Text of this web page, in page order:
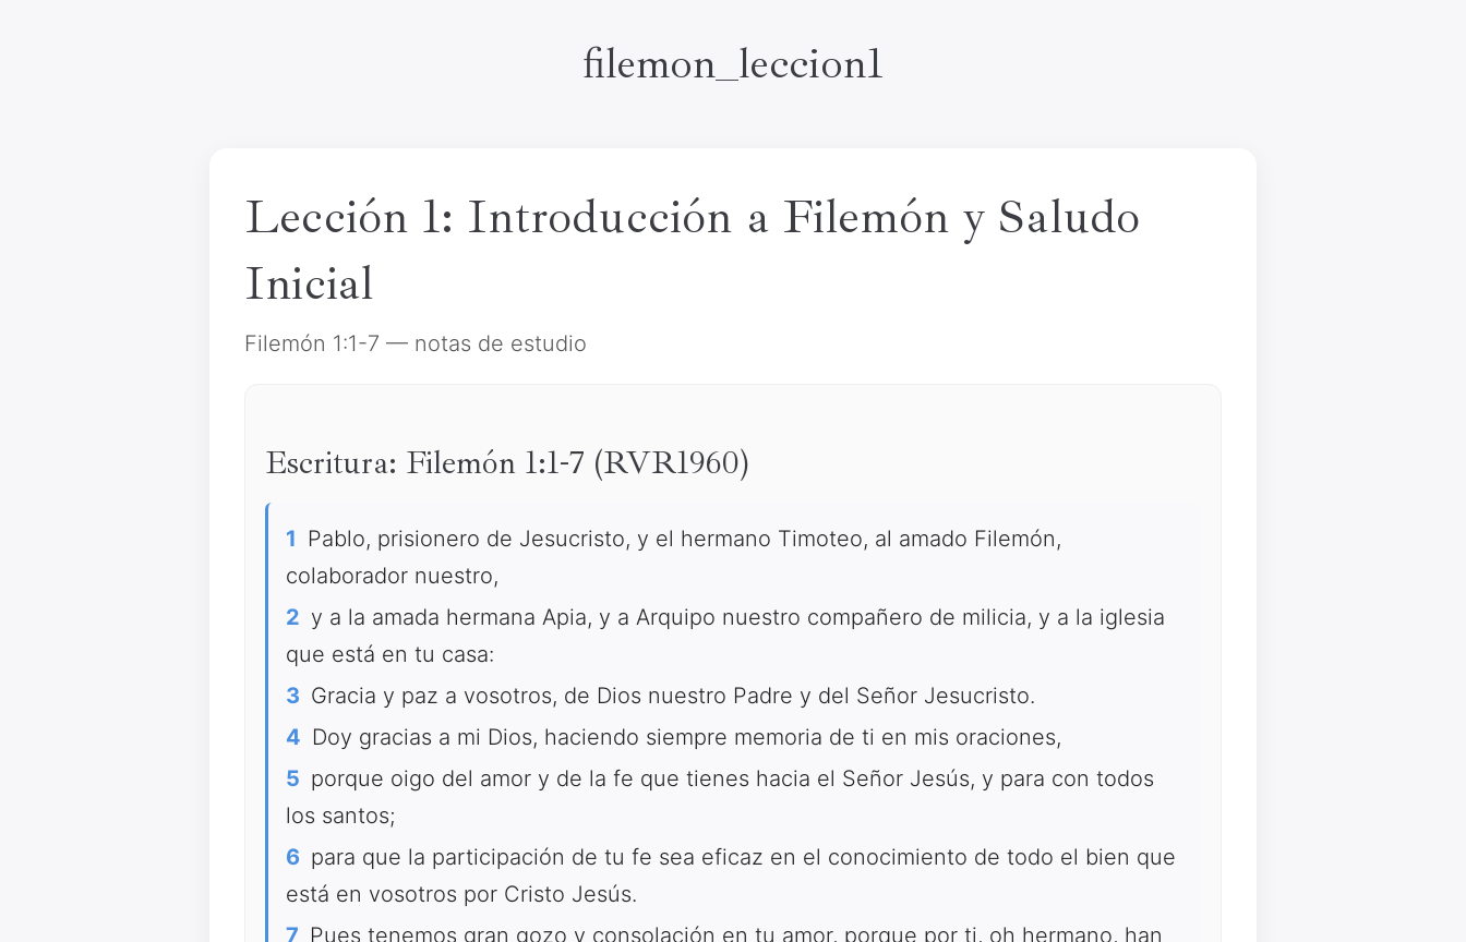
filemon_leccion1
Lección 1: Introducción a Filemón y Saludo
Inicial
Filemón 1:1-7 — notas de estudio
Escritura: Filemón 1:1-7 (RVR1960)
1 Pablo, prisionero de Jesucristo, y el hermano Timoteo, al amado Filemón,
colaborador nuestro,
2 y a la amada hermana Apia, y a Arquipo nuestro compañero de milicia, y a la iglesia
que está en tu casa:
3 Gracia y paz a vosotros, de Dios nuestro Padre y del Señor Jesucristo.
4 Doy gracias a mi Dios, haciendo siempre memoria de ti en mis oraciones,
5 porque oigo del amor y de la fe que tienes hacia el Señor Jesús, y para con todos
los santos;
6 para que la participación de tu fe sea eficaz en el conocimiento de todo el bien que
está en vosotros por Cristo Jesús.
7 Pues tenemos gran gozo y consolación en tu amor, porque por ti, oh hermano, han